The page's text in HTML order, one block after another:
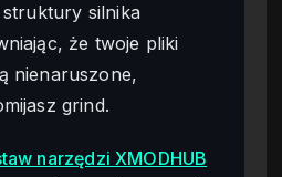
silnika
że twoje pliki
nienaruszone,
grind.
narzędzi XMODHUB